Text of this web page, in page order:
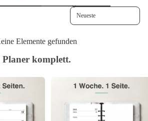
Sort reviews by
Elemente gefunden
komplett.